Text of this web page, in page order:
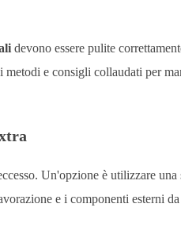
devono essere pulite
e consigli collaudati per
Un'opzione è utilizzare
e i componenti esterni